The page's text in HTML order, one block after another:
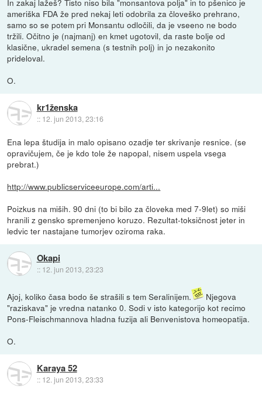
In zakaj lažeš? Tisto niso bila "monsantova polja" in to pšenico je
ameriška FDA že pred nekaj leti odobrila za človeško prehrano,
samo so se potem pri Monsantu odločili, da je vseeno ne bodo
tržili. Očitno je (najmanj) en kmet ugotovil, da raste bolje od
klasične, ukradel semena (s testnih polj) in jo nezakonito
prideloval.
O.
kr1ženska
:: 12. jun 2013, 23:16
Ena lepa študija in malo opisano ozadje ter skrivanje resnice. (se
opravičujem, če je kdo tole že napopal, nisem uspela vsega
prebrat.)
http://www.publicserviceeurope.com/arti...
Poizkus na miših. 90 dni (to bi bilo za človeka med 7-9let) so miši
hranili z gensko spremenjeno koruzo. Rezultat-toksičnost jeter in
ledvic ter nastajane tumorjev oziroma raka.
Okapi
:: 12. jun 2013, 23:23
Ajoj, koliko časa bodo še strašili s tem Seralinijem.
Njegova
"raziskava" je vredna natanko 0. Sodi v isto kategorijo kot recimo
Pons-Fleischmannova hladna fuzija ali Benvenistova homeopatija.
O.
Karaya 52
:: 12. jun 2013, 23:33